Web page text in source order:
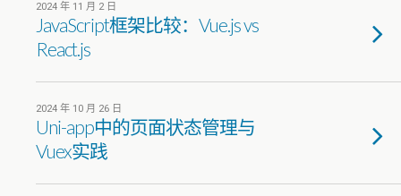
2024 年 11 月 2 日
JavaScript框架比较：Vue.js vs
React.js
2024 年 10 月 26 日
Uni-app中的页面状态管理与
Vuex实践